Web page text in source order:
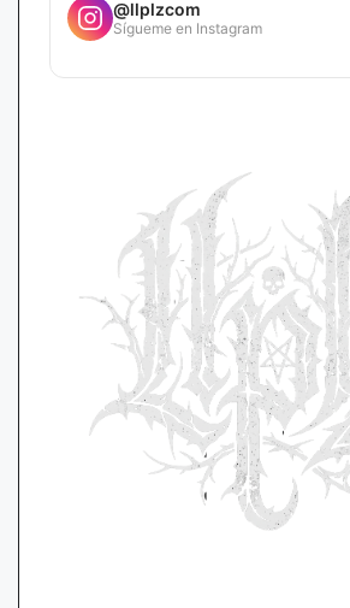
@llplzcom
Sígueme en Instagram